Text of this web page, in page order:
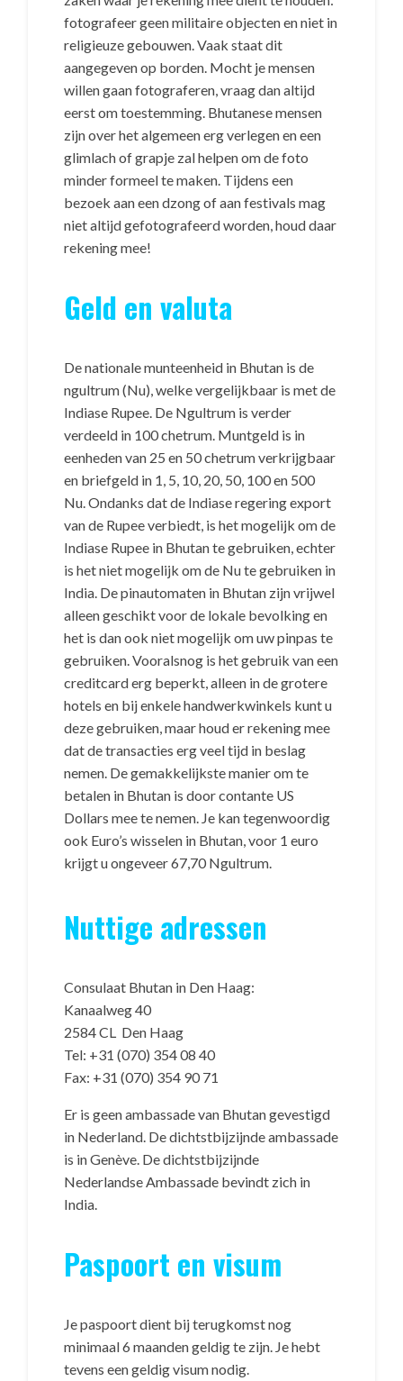
fotografeer geen militaire objecten en niet in
religieuze gebouwen. Vaak staat dit
aangegeven op borden. Mocht je mensen
willen gaan fotograferen, vraag dan altijd
eerst om toestemming. Bhutanese mensen
zijn over het algemeen erg verlegen en een
glimlach of grapje zal helpen om de foto
minder formeel te maken. Tijdens een
bezoek aan een dzong of aan festivals mag
niet altijd gefotografeerd worden, houd daar
rekening mee!
Geld en valuta
De nationale munteenheid in Bhutan is de
ngultrum (Nu), welke vergelijkbaar is met de
Indiase Rupee. De Ngultrum is verder
verdeeld in 100 chetrum. Muntgeld is in
eenheden van 25 en 50 chetrum verkrijgbaar
en briefgeld in 1, 5, 10, 20, 50, 100 en 500
Nu. Ondanks dat de Indiase regering export
van de Rupee verbiedt, is het mogelijk om de
Indiase Rupee in Bhutan te gebruiken, echter
is het niet mogelijk om de Nu te gebruiken in
India. De pinautomaten in Bhutan zijn vrijwel
alleen geschikt voor de lokale bevolking en
het is dan ook niet mogelijk om uw pinpas te
gebruiken. Vooralsnog is het gebruik van een
creditcard erg beperkt, alleen in de grotere
hotels en bij enkele handwerkwinkels kunt u
deze gebruiken, maar houd er rekening mee
dat de transacties erg veel tijd in beslag
nemen. De gemakkelijkste manier om te
betalen in Bhutan is door contante US
Dollars mee te nemen. Je kan tegenwoordig
ook Euro’s wisselen in Bhutan, voor 1 euro
krijgt u ongeveer 67,70 Ngultrum.
Nuttige adressen
Consulaat Bhutan in Den Haag:
Kanaalweg 40
2584 CL Den Haag
Tel: +31 (070) 354 08 40
Fax: +31 (070) 354 90 71
Er is geen ambassade van Bhutan gevestigd
in Nederland. De dichtstbijzijnde ambassade
is in Genève. De dichtstbijzijnde
Nederlandse Ambassade bevindt zich in
India.
Paspoort en visum
Je paspoort dient bij terugkomst nog
minimaal 6 maanden geldig te zijn. Je hebt
tevens een geldig visum nodig.